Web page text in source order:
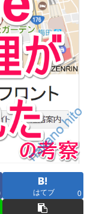
はてブ 0